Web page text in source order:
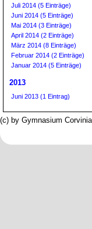
Juli 2014 (5 Einträge)
Juni 2014 (5 Einträge)
Mai 2014 (3 Einträge)
April 2014 (2 Einträge)
März 2014 (8 Einträge)
Februar 2014 (2 Einträge)
Januar 2014 (5 Einträge)
2013
Juni 2013 (1 Eintrag)
(c) by Gymnasium